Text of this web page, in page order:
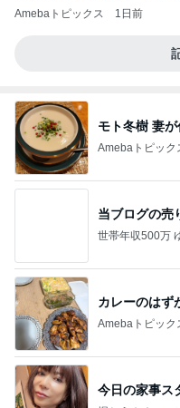
Amebaトピックス 1日前
モト冬樹 妻
Amebaトピック
当ブログの売
世帯年収500万
カレーのはず
Amebaトピック
今日の家事ス